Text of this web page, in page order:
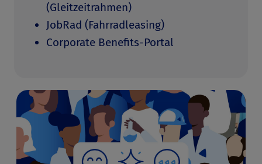
(Gleitzeitrahmen)
JobRad (Fahrradleasing)
Corporate Benefits-Portal